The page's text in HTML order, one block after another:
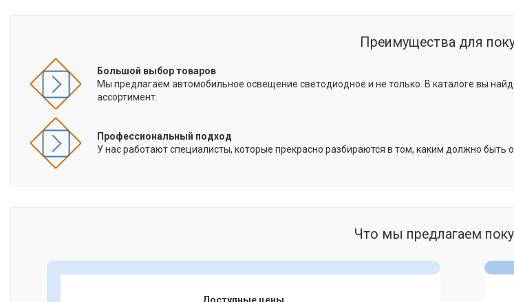
Преимущества для
Большой выбор товаров
Мы предлагаем автомобильное освещение светодиодное и не только. В каталоге вы
ассортимент.
Профессиональный подход
У нас работают специалисты, которые прекрасно разбираются в том, каким должно
Что мы предлагаем